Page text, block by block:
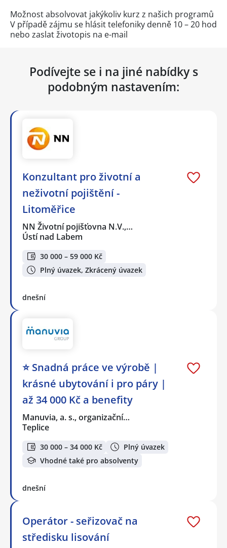
Možnost absolvovat jakýkoliv kurz z našich programů
V případě zájmu se hlásit telefoniky denně 10 – 20 hod
nebo zaslat životopis na e-mail
Podívejte se i na jiné nabídky s
podobným nastavením:
Konzultant pro životní a
neživotní pojištění -
Litoměřice
NN Životní pojišťovna N.V.,…
Ústí nad Labem
30 000 – 59 000 Kč
Plný úvazek, Zkrácený úvazek
dnešní
⭐ Snadná práce ve výrobě |
krásné ubytování i pro páry |
až 34 000 Kč a benefity
Manuvia, a. s., organizační…
Teplice
30 000 – 34 000 Kč
Plný úvazek
Vhodné také pro absolventy
dnešní
Operátor - seřizovač na
středisku lisování